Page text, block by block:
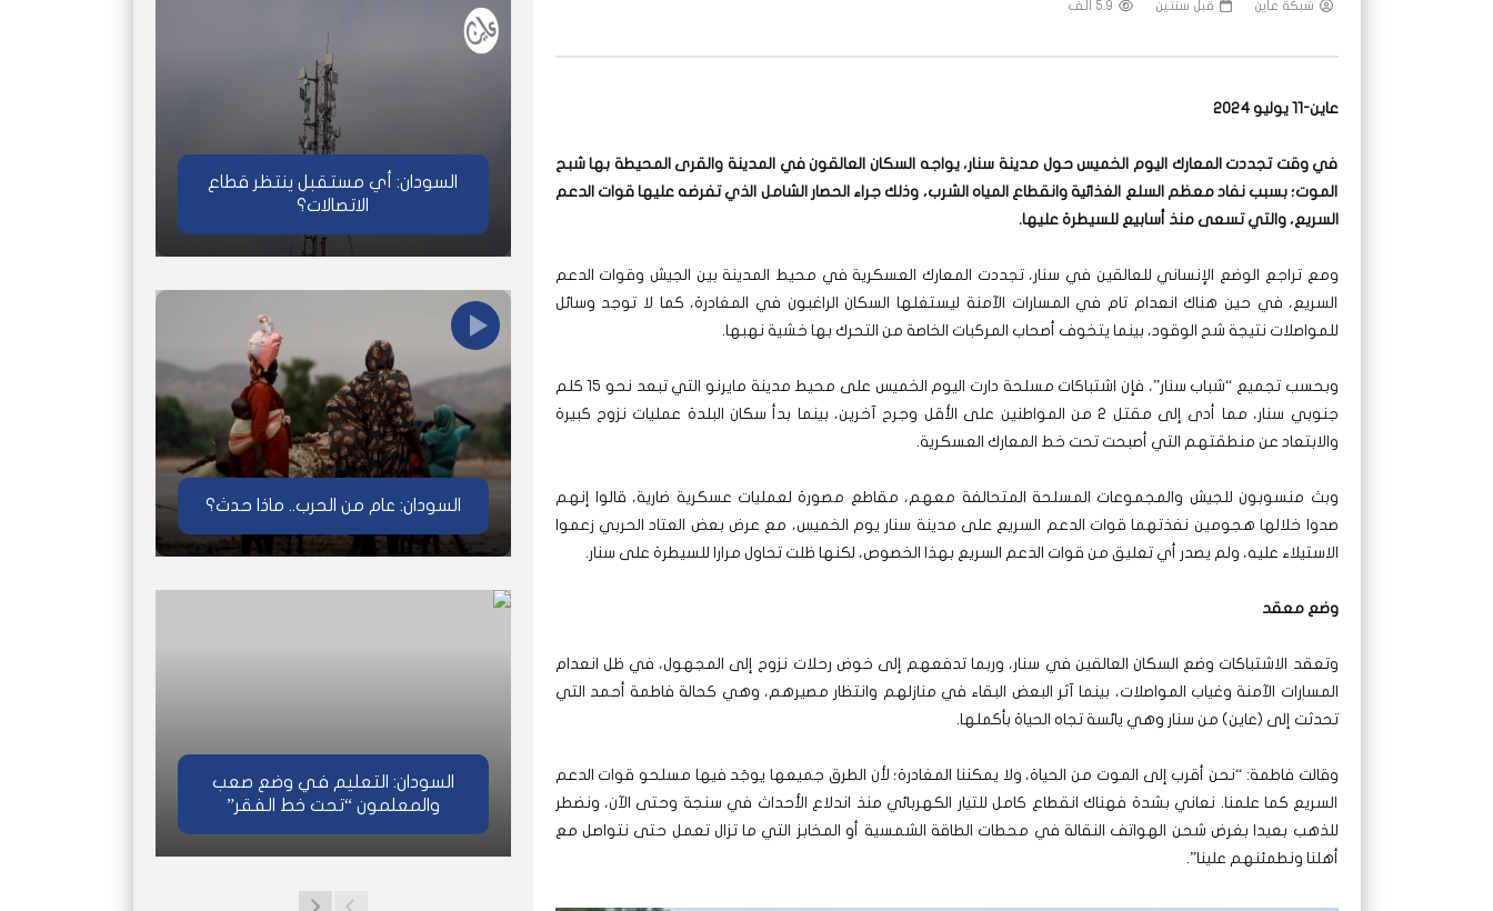
شبكة عاين قبل سنتين 5.9 ألف
عاين-11 يوليو 2024
في وقت تجددت المعارك اليوم الخميس حول مدينة سنار، يواجه السكان العالقون في المدينة والقرى المحيطة بها شبح
الموت؛ بسبب نفاد معظم السلع الغذائية وانقطاع المياه الشرب، وذلك جراء الحصار الشامل الذي تفرضه عليها قوات الدعم
السريع، والتي تسعى منذ أسابيع للسيطرة عليها.
ومع تراجع الوضع الإنساني للعالقين في سنار، تجددت المعارك العسكرية في محيط المدينة بين الجيش وقوات الدعم
السريع، في حين هناك انعدام تام في المسارات الآمنة ليستغلها السكان الراغبون في المغادرة، كما لا توجد وسائل
للمواصلات نتيجة شح الوقود، بينما يتخوف أصحاب المركبات الخاصة من التحرك بها خشية نهبها.
وبحسب تجميع “شباب سنار”، فإن اشتباكات مسلحة دارت اليوم الخميس على محيط مدينة مايرنو التي تبعد نحو 15 كلم
جنوبي سنار، مما أدى إلى مقتل 2 من المواطنين على الأقل وجرح آخرين، بينما بدأ سكان البلدة عمليات نزوح كبيرة
والابتعاد عن منطقتهم التي أصبحت تحت خط المعارك العسكرية.
وبث منسوبون للجيش والمجموعات المسلحة المتحالفة معهم، مقاطع مصورة لعمليات عسكرية ضارية، قالوا إنهم
صدوا خلالها هجومين نفذتهما قوات الدعم السريع على مدينة سنار يوم الخميس، مع عرض بعض العتاد الحربي زعموا
الاستيلاء عليه، ولم يصدر أي تعليق من قوات الدعم السريع بهذا الخصوص، لكنها ظلت تحاول مرارا للسيطرة على سنار.
وضع معقد
وتعقد الاشتباكات وضع السكان العالقين في سنار، وربما تدفعهم إلى خوض رحلات نزوح إلى المجهول، في ظل انعدام
المسارات الآمنة وغياب المواصلات، بينما آثر البعض البقاء في منازلهم وانتظار مصيرهم، وهي كحالة فاطمة أحمد التي
تحدثت إلى (عاين) من سنار وهي يائسة تجاه الحياة بأكملها.
وقالت فاطمة: “نحن أقرب إلى الموت من الحياة، ولا يمكننا المغادرة؛ لأن الطرق جميعها يوجَد فيها مسلحو قوات الدعم
السريع كما علمنا. نعاني بشدة فهناك انقطاع كامل للتيار الكهربائي منذ اندلاع الأحداث في سنجة وحتى الآن، ونضطر
للذهب بعيدا بغرض شحن الهواتف النقالة في محطات الطاقة الشمسية أو المخابز التي ما تزال تعمل حتى نتواصل مع
أهلنا ونطمئنهم علينا”.
السودان: أي مستقبل ينتظر قطاع
الاتصالات؟
السودان: عام من الحرب.. ماذا حدث؟
السودان: التعليم في وضع صعب
والمعلمون “تحت خط الفقر”